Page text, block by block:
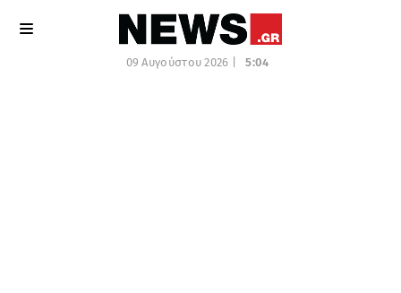
09 Αυγούστου 2026 | 5:04